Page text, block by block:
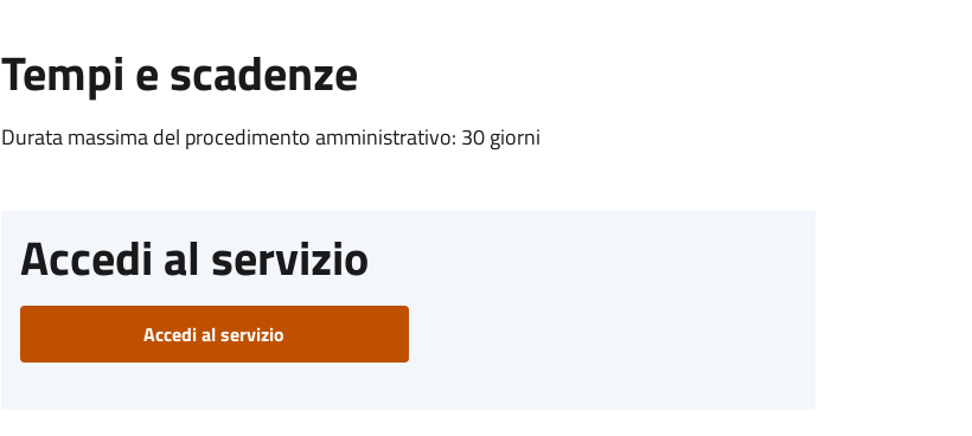
Tempi e scadenze
Durata massima del procedimento amministrativo: 30 giorni
Accedi al servizio
Accedi al servizio